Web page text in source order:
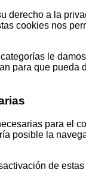
derecho a la
cookies nos
le
para que pueda
para el
posible la
de